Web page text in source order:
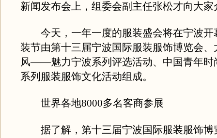
新闻发布会上，组委会副主任张松才向大家
今天，一年一度的服装盛会将在宁波开
装节由第十三届宁波国际服装服饰博览会、
风――魅力宁波系列评选活动、中国青年时
系列服装服饰文化活动组成。
世界各地8000多名客商参展
据了解，第十三届宁波国际服装服饰博